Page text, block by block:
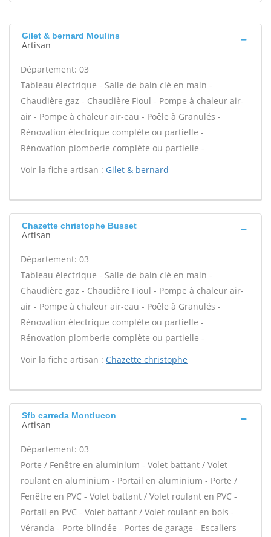
Gilet & bernard Moulins
Artisan
Département: 03
Tableau électrique - Salle de bain clé en main -
Chaudière gaz - Chaudière Fioul - Pompe à chaleur air-
air - Pompe à chaleur air-eau - Poêle à Granulés -
Rénovation électrique complète ou partielle -
Rénovation plomberie complète ou partielle -
Voir la fiche artisan : Gilet & bernard
Chazette christophe Busset
Artisan
Département: 03
Tableau électrique - Salle de bain clé en main -
Chaudière gaz - Chaudière Fioul - Pompe à chaleur air-
air - Pompe à chaleur air-eau - Poêle à Granulés -
Rénovation électrique complète ou partielle -
Rénovation plomberie complète ou partielle -
Voir la fiche artisan : Chazette christophe
Sfb carreda Montlucon
Artisan
Département: 03
Porte / Fenêtre en aluminium - Volet battant / Volet
roulant en aluminium - Portail en aluminium - Porte /
Fenêtre en PVC - Volet battant / Volet roulant en PVC -
Portail en PVC - Volet battant / Volet roulant en bois -
Véranda - Porte blindée - Portes de garage - Escaliers